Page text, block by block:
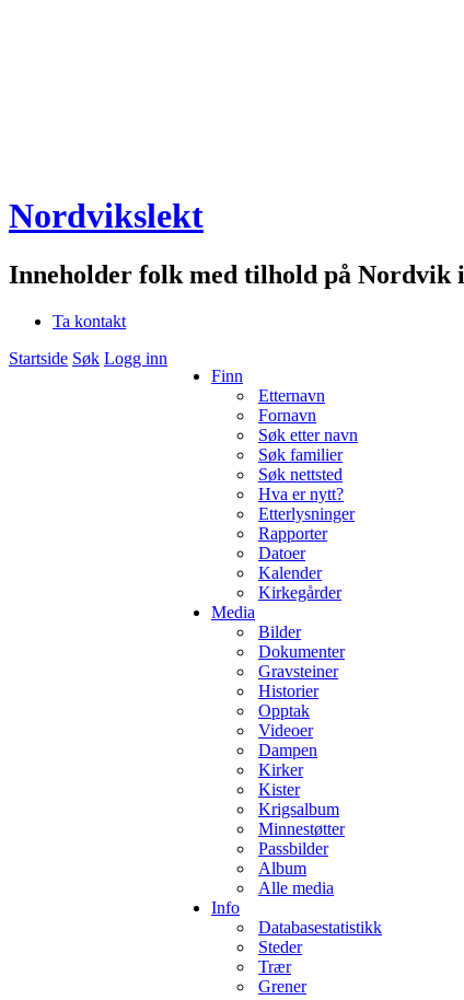
Nordvikslekt
Inneholder folk med tilhold på Nordvik
Ta kontakt
Startside Søk Logg inn
Finn
Etternavn
Fornavn
Søk etter navn
Søk familier
Søk nettsted
Hva er nytt?
Etterlysninger
Rapporter
Datoer
Kalender
Kirkegårder
Media
Bilder
Dokumenter
Gravsteiner
Historier
Opptak
Videoer
Dampen
Kirker
Kister
Krigsalbum
Minnestøtter
Passbilder
Album
Alle media
Info
Databasestatistikk
Steder
Trær
Grener